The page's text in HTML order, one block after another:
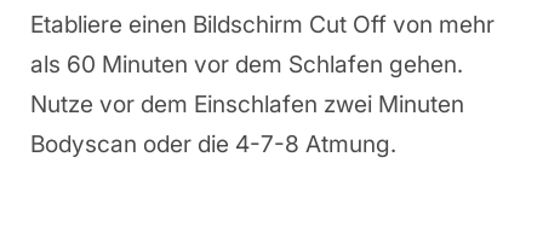
Etabliere einen Bildschirm Cut Off von mehr
als 60 Minuten vor dem Schlafen gehen.
Nutze vor dem Einschlafen zwei Minuten
Bodyscan oder die 4-7-8 Atmung.